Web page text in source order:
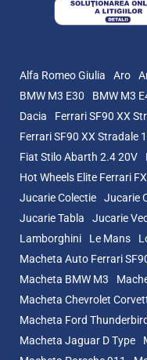
Alfa Romeo Giulia Aro
BMW M3 E30
BMW M3
Dacia
Ferrari SF90 XX
Ferrari SF90 XX Stradale
Fiat Stilo Abarth 2.4 20V
Hot Wheels Elite Ferrari
Jucarie Colectie
Jucarie
Jucarie Tabla
Jucarie
Lamborghini
Le Mans
Macheta Auto Ferrari
Macheta BMW M3
Macheta Chevrolet
Macheta Ford
Macheta Jaguar D Type